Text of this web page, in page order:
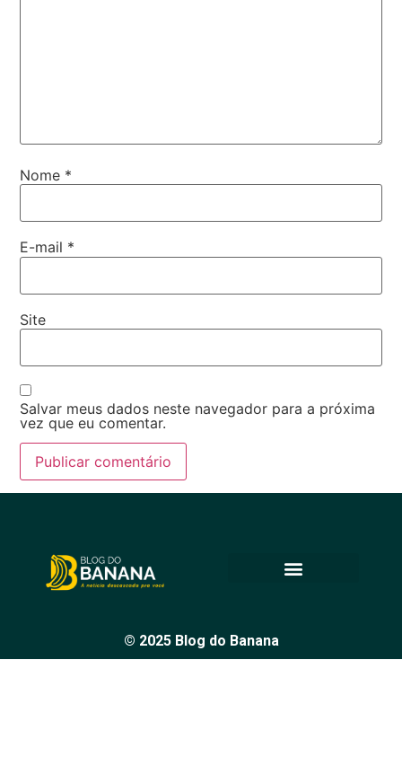
Nome *
E-mail *
Site
Salvar meus dados neste navegador para a próxima
vez que eu comentar.
© 2025 Blog do Banana